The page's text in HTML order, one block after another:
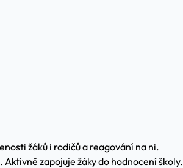
žáků i rodičů a reagování na ni.
zapojuje žáky do hodnocení školy.